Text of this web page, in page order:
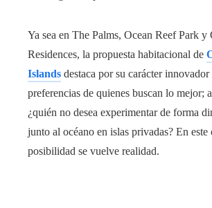
Ya sea en The Palms, Ocean Reef Park y
Residences, la propuesta habitacional de
Islands destaca por su carácter
preferencias de quienes buscan lo mejor;
¿quién no desea experimentar de forma
junto al océano en islas privadas? En este
posibilidad se vuelve realidad.